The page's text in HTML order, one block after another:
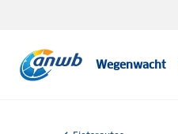
Wegenwacht